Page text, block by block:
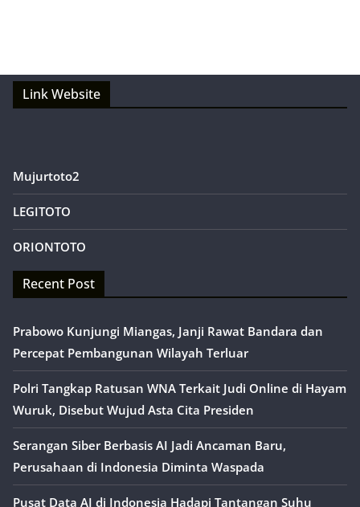
Link Website
Mujurtoto2
LEGITOTO
ORIONTOTO
Recent Post
Prabowo Kunjungi Miangas, Janji Rawat Bandara dan
Percepat Pembangunan Wilayah Terluar
Polri Tangkap Ratusan WNA Terkait Judi Online di Hayam
Wuruk, Disebut Wujud Asta Cita Presiden
Serangan Siber Berbasis AI Jadi Ancaman Baru,
Perusahaan di Indonesia Diminta Waspada
Pusat Data AI di Indonesia Hadapi Tantangan Suhu